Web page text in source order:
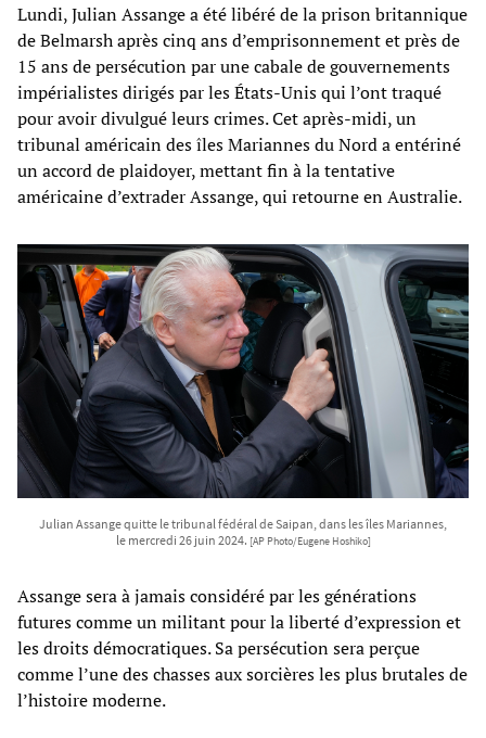
Lundi, Julian Assange a été libéré de la prison britannique
de Belmarsh après cinq ans d’emprisonnement et près de
15 ans de persécution par une cabale de gouvernements
impérialistes dirigés par les États-Unis qui l’ont traqué
pour avoir divulgué leurs crimes. Cet après-midi, un
tribunal américain des îles Mariannes du Nord a entériné
un accord de plaidoyer, mettant fin à la tentative
américaine d’extrader Assange, qui retourne en Australie.
Julian Assange quitte le tribunal fédéral de Saipan, dans les îles Mariannes,
le mercredi 26 juin 2024. [AP Photo/Eugene Hoshiko]
Assange sera à jamais considéré par les générations
futures comme un militant pour la liberté d’expression et
les droits démocratiques. Sa persécution sera perçue
comme l’une des chasses aux sorcières les plus brutales de
l’histoire moderne.